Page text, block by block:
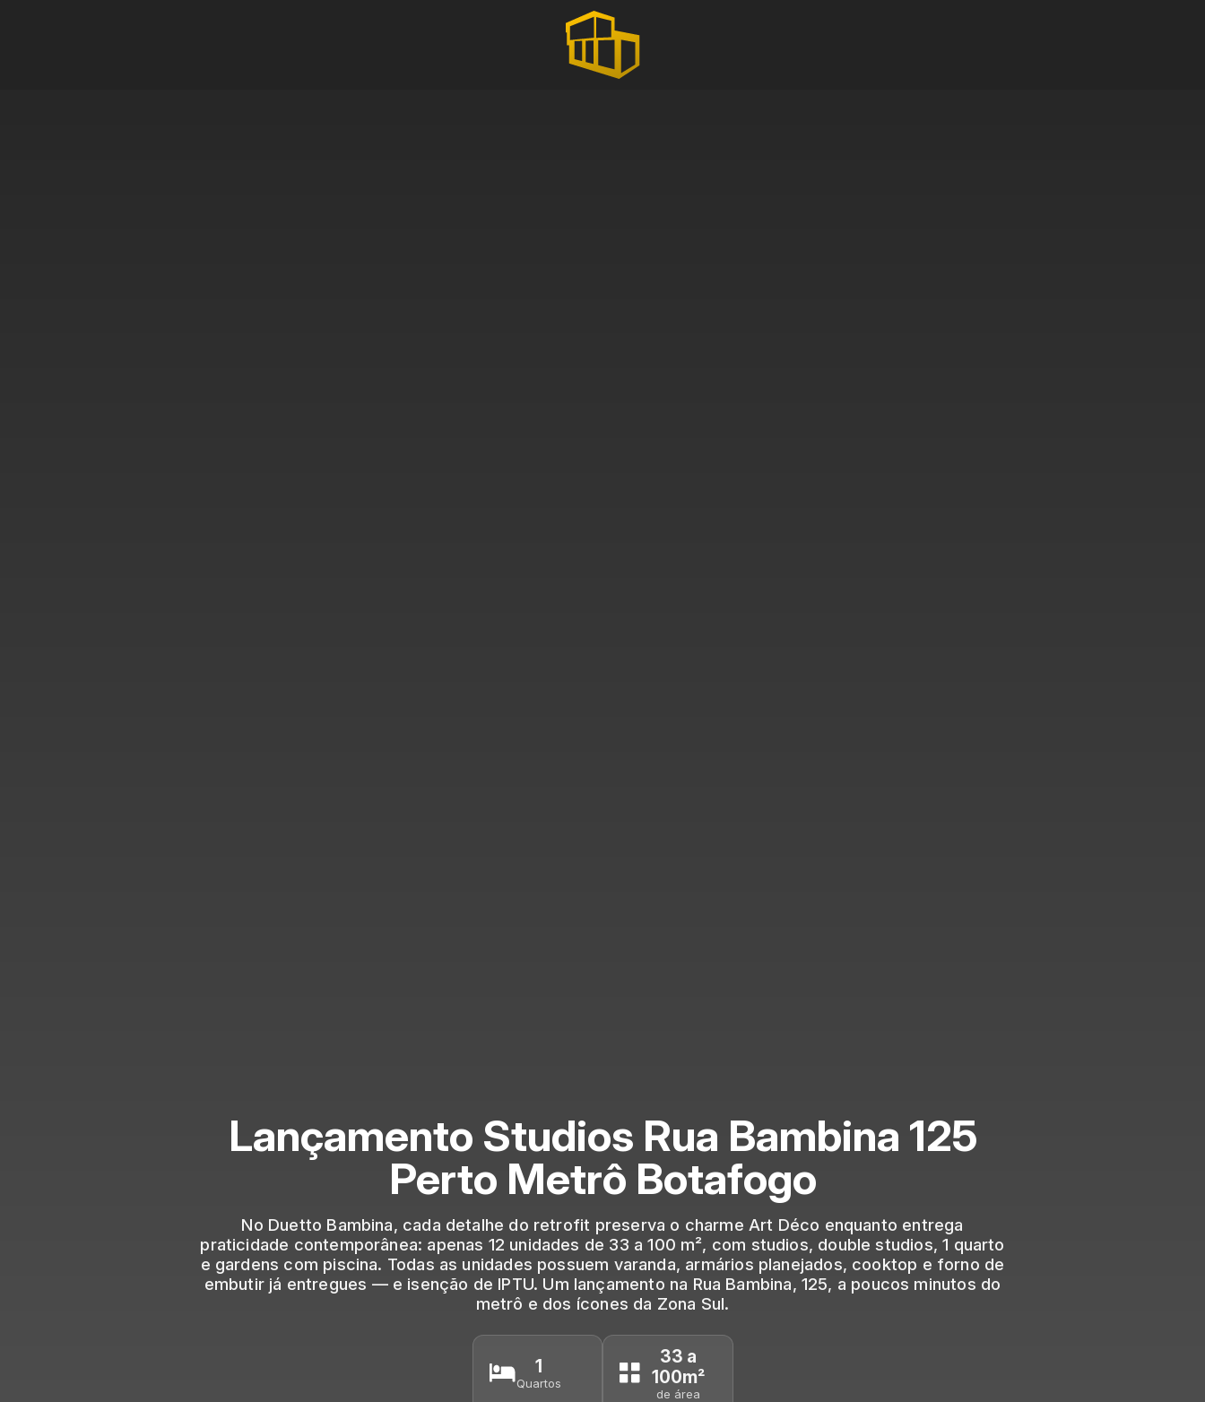
Lançamento Studios Rua Bambina 125
Perto Metrô Botafogo
No Duetto Bambina, cada detalhe do retrofit preserva o charme Art Déco enquanto entrega
praticidade contemporânea: apenas 12 unidades de 33 a 100 m², com studios, double studios, 1 quarto
e gardens com piscina. Todas as unidades possuem varanda, armários planejados, cooktop e forno de
embutir já entregues — e isenção de IPTU. Um lançamento na Rua Bambina, 125, a poucos minutos do
metrô e dos ícones da Zona Sul.
1
Quartos
33 a
100m²
de área